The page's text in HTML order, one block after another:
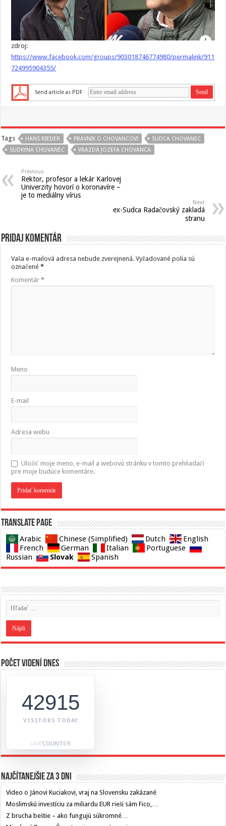
zdroj:
https://www.facebook.com/groups/903018746774980/permalink/911
724995904355/
Send article as PDF
Tags HANS RIEDER PRAVNIK O CHOVANCOVI
SUDCA CHOVANEC
SUDKYNA CHOVANEC
VRAZDA JOZEFA CHOVANCA
Previous
Rektor, profesor a lekár Karlovej
Univerzity hovorí o koronavíre –
je to mediálny vírus
Next
ex-Sudca Radačovský zakladá
stranu
Pridaj komentár
Vaša e-mailová adresa nebude zverejnená. Vyžadované polia sú
označené*
Komentár*
Meno
E-mail
Adresa webu
Uložiť moje meno, e-mail a webovú stránku v tomto prehliadači
pre moje budúce komentáre.
Translate page
Arabic Chinese (Simplified) Dutch
English
French
German Italian
Portuguese
Russian
Slovak Spanish
Počet videní dnes
42915
VISITORS TODAY
Najčítanejšie za 3 dni
Video o Jánovi Kuciakovi, vraj na Slovensku zakázané
Moslimskú investíciu za miliardu EUR rieši sám Fico,…
Z brucha beštie – ako fungujú súkromné…